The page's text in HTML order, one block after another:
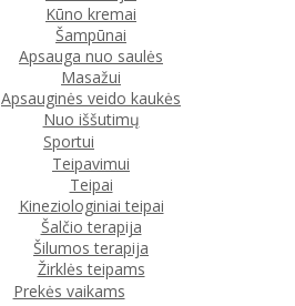
Kūno kremai
Šampūnai
Apsauga nuo saulės
Masažui
Apsauginės veido kaukės
Nuo iššutimų
Sportui
Teipavimui
Teipai
Kineziologiniai teipai
Šalčio terapija
Šilumos terapija
Žirklės teipams
Prekės vaikams